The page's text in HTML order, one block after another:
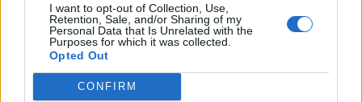
I want to opt-out of Collection, Use,
Retention, Sale, and/or Sharing of my
Personal Data that Is Unrelated with the
Purposes for which it was collected.
Opted Out
CONFIRM
MÁR ELŐFIZETŐNK VAGY?BEJELENTKEZÉS